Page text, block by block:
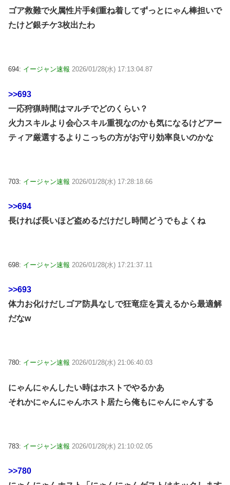
ゴア救難で火属性片手剣重ね着してずっとにゃん棒担いで
たけど銀チケ3枚出たわ
694: イージャン速報 2026/01/28(水) 17:13:04.87
>>693
一応狩猟時間はマルチでどのくらい？
火力スキルより会心スキル重視なのかも気になるけどアー
ティア厳選するよりこっちの方がお守り効率良いのかな
703: イージャン速報 2026/01/28(水) 17:28:18.66
>>694
長ければ長いほど盗めるだけだし時間どうでもよくね
698: イージャン速報 2026/01/28(水) 17:21:37.11
>>693
体力お化けだしゴア防具なしで狂竜症を貰えるから最適解
だなw
780: イージャン速報 2026/01/28(水) 21:06:40.03
にゃんにゃんしたい時はホストでやるかあ
それかにゃんにゃんホスト居たら俺もにゃんにゃんする
783: イージャン速報 2026/01/28(水) 21:10:02.05
>>780